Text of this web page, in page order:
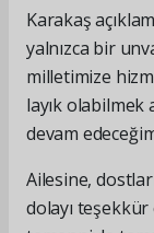
Karakaş
yalnızca bir
milletimize
layık olabilmek
devam
Ailesine,
dolayı teşekkür